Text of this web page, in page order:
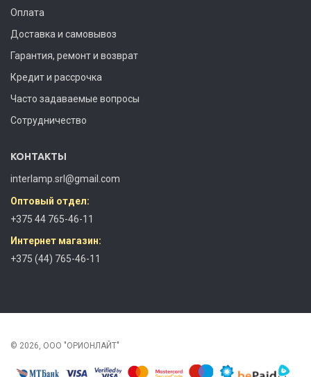
Оплата
Доставка и самовывоз
Гарантия, ремонт и возврат
Кредит и рассрочка
Часто задаваемые вопросы
Сотрудничество
КОНТАКТЫ
interlamp.srl@gmail.com
Оптовый отдел:
+375 44 765-46-11
Интернет магазин:
+375 (44) 765-46-11
© 2026, ООО "ОРИОНЛАЙТ"